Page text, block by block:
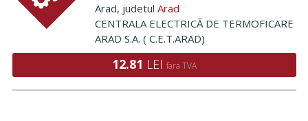
Arad, judetul Arad
CENTRALA ELECTRICĂ DE TERMOFICARE
ARAD S.A. ( C.E.T.ARAD)
12.81 LEI fara TVA